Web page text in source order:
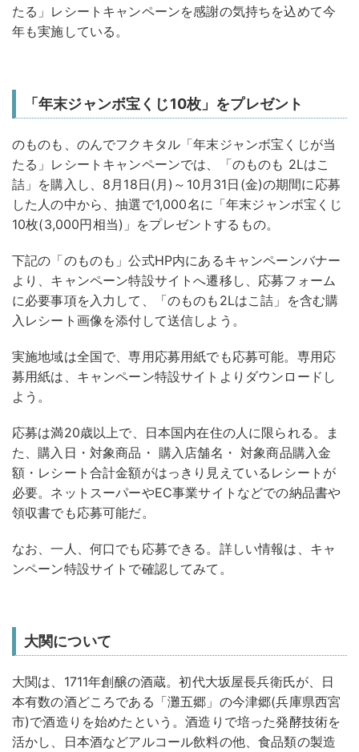
たる」レシートキャンペーンを感謝の気持ちを込めて今
年も実施している。
「年末ジャンボ宝くじ10枚」をプレゼント
のものも、のんでフクキタル「年末ジャンボ宝くじが当
たる」レシートキャンペーンでは、「のものも 2Lはこ
詰」を購入し、8月18日(月)～10月31日(金)の期間に応募
した人の中から、抽選で1,000名に「年末ジャンボ宝くじ
10枚(3,000円相当)」をプレゼントするもの。
下記の「のものも」公式HP内にあるキャンペーンバナー
より、キャンペーン特設サイトへ遷移し、応募フォーム
に必要事項を入力して、「のものも2Lはこ詰」を含む購
入レシート画像を添付して送信しよう。
実施地域は全国で、専用応募用紙でも応募可能。専用応
募用紙は、キャンペーン特設サイトよりダウンロードし
よう。
応募は満20歳以上で、日本国内在住の人に限られる。ま
た、購入日・対象商品・ 購入店舗名・ 対象商品購入金
額・レシート合計金額がはっきり見えているレシートが
必要。ネットスーパーやEC事業サイトなどでの納品書や
領収書でも応募可能だ。
なお、一人、何口でも応募できる。詳しい情報は、キャ
ンペーン特設サイトで確認してみて。
大関について
大関は、1711年創醸の酒蔵。初代大坂屋長兵衛氏が、日
本有数の酒どころである「灘五郷」の今津郷(兵庫県西宮
市)で酒造りを始めたという。酒造りで培った発酵技術を
活かし、日本酒などアルコール飲料の他、食品類の製造